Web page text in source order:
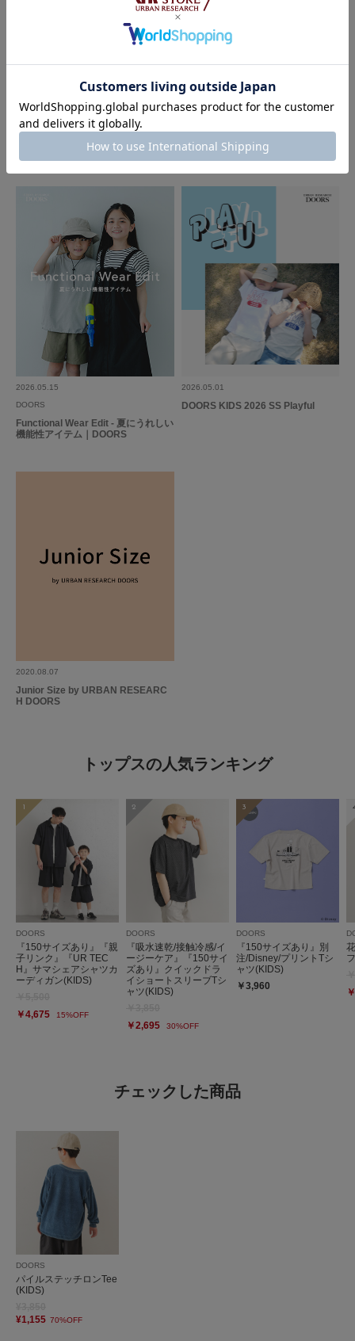
足のサイズ:22cm 性別:
身長:
:ちょうど良い 使いやすさ:やや良い
参考になった 0 Like! 0
2025.5.7
色味、形は可愛いです…
サイズ：150
ルー
性別: 男性 お子様の身長: 131～135cm 体型:ふつう
サイズ感
:ちょうど良い 使いやすさ :やや悪い
色味、形は可愛いです。
しかし、臭いがあって、予洗いしてもとれません。
染料の臭いですかね⁇
子どもが着用するのを嫌がっているので、どうしようか悩んでいます。
参考になった 0 Like! 0
2026.07.10
MAGICAL THEATER
2026.07.03
Collection 2026｜DOORS
2026.05.15
DOORS
Functional Wear Edit - 夏にうれしい
機能性アイテム｜DOORS
2026.05.01
DOORS KIDS 2026 SS Playful
2020.08.07
Junior Size by URBAN RESEARC
H DOORS
トップスの人気ランキング
1
DOORS
『150サイズあり』『親
子リンク』『UR TEC
H』サマシェアシャツカ
ーディガン(KIDS)
￥4,675
15%OFF
2
DOORS
『吸水速乾/接触冷感/イ
ージーケア』『150サイ
ズあり』クイックドラ
イショートスリーブTシ
ャツ(KIDS)
￥2,695
30%OFF
3
DOORS
『150サイズあり』別
注/Disney/プリントTシ
ャツ(KIDS)
￥3,960
チェックした商品
DOORS
パイルステッチロンTee
(KIDS)
¥1,155 70%OFF